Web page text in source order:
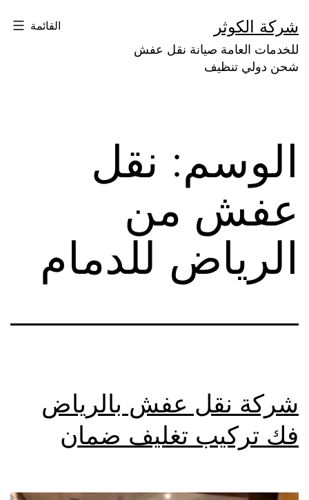
إلى
المحتوى
شركة الكوثر
للخدمات العامة صيانة نقل عفش
شحن دولي تنظيف
القائمة
الوسم: نقل
عفش من
الرياض للدمام
شركة نقل عفش بالرياض
فك تركيب تغليف ضمان